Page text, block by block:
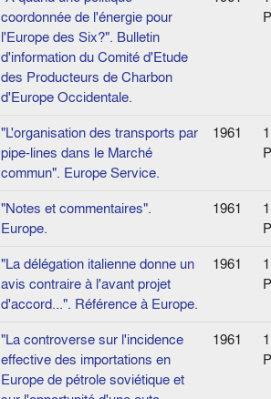
coordonnée de l'énergie pour
l'Europe des Six?". Bulletin
d'information du Comité d'Etude
des Producteurs de Charbon
d'Europe Occidentale.
"L'organisation des transports par
pipe-lines dans le Marché
commun". Europe Service.
1961
1
"Notes et commentaires".
Europe.
1961
1
"La délégation italienne donne un
avis contraire à l'avant projet
d'accord...". Référence à Europe.
1961
1
"La controverse sur l'incidence
effective des importations en
Europe de pétrole soviétique et
1961
1